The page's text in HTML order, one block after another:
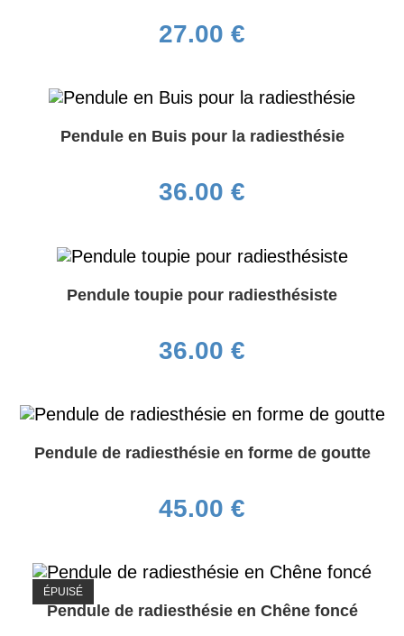
27.00 €
Pendule en Buis pour la radiesthésie
36.00 €
Pendule toupie pour radiesthésiste
36.00 €
Pendule de radiesthésie en forme de goutte
45.00 €
ÉPUISÉ
Pendule de radiesthésie en Chêne foncé